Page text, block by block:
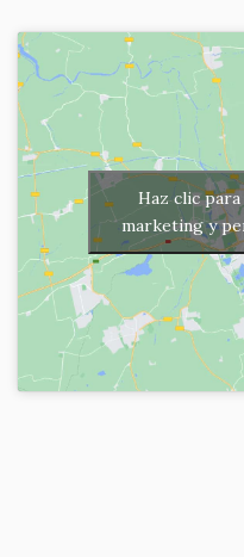
Haz clic
marketing y